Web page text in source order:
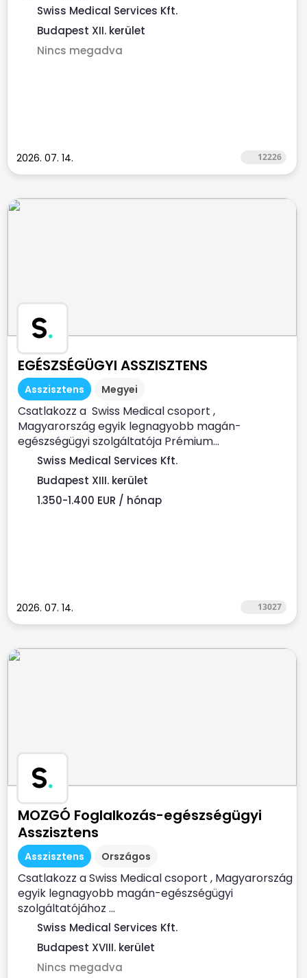
Swiss Medical Services Kft.
Budapest XII. kerület
Nincs megadva
2026. 07. 14. 12226
S.
EGÉSZSÉGÜGYI ASSZISZTENS
Asszisztens Megyei
Csatlakozz a Swiss Medical csoport ,
Magyarország egyik legnagyobb magán-
egészségügyi szolgáltatója Prémium...
Swiss Medical Services Kft.
Budapest XIII. kerület
1.350-1.400 EUR / hónap
2026. 07. 14. 13027
S.
MOZGÓ Foglalkozás-egészségügyi
Asszisztens
Asszisztens Országos
Csatlakozz a Swiss Medical csoport , Magyarország
egyik legnagyobb magán-egészségügyi
szolgáltatójához ...
Swiss Medical Services Kft.
Budapest XVIII. kerület
Nincs megadva